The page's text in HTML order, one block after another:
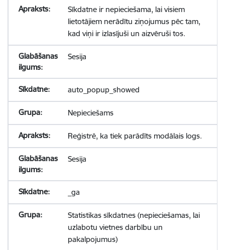
Sīkdatne ir nepieciešama, lai visiem
lietotājiem nerādītu ziņojumus pēc tam,
kad viņi ir izlasījuši un aizvēruši tos.
Sesija
auto_popup_showed
Nepieciešams
Reģistrē, ka tiek parādīts modālais logs.
Sesija
_ga
Statistikas sīkdatnes (nepieciešamas, lai
uzlabotu vietnes darbību un
pakalpojumus)